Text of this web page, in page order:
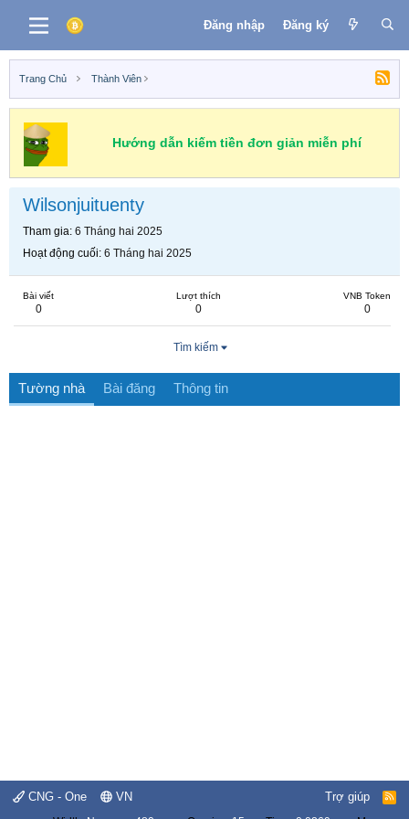
Đăng nhập Đăng ký
Trang Chủ Thành Viên
Hướng dẫn kiếm tiền đơn giản miễn phí
Wilsonjuituenty
Tham gia 6 Tháng hai 2025
Hoạt động cuối 6 Tháng hai 2025
Bài viết
0
Lượt thích
0
VNB Token
0
Tìm kiếm
Tường nhà Bài đăng Thông tin
CNG - One VN Trợ giúp
R